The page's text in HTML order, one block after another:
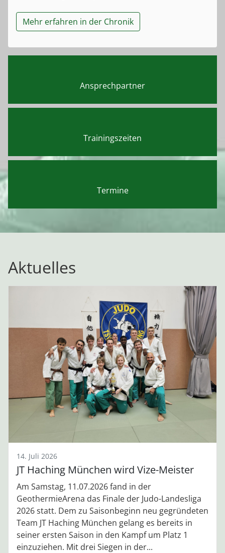
Mehr erfahren in der Chronik
Ansprechpartner
Trainingszeiten
Termine
Aktuelles
14. Juli 2026
JT Haching München wird Vize-Meister
Am Samstag, 11.07.2026 fand in der
GeothermieArena das Finale der Judo-Landesliga
2026 statt. Dem zu Saisonbeginn neu gegründeten
Team JT Haching München gelang es bereits in
seiner ersten Saison in den Kampf um Platz 1
einzuziehen. Mit drei Siegen in der...